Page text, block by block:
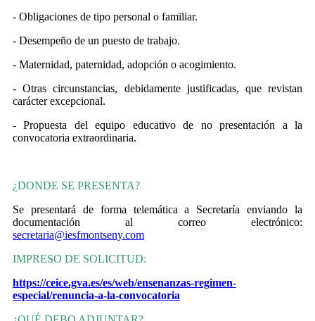
- Obligaciones de tipo personal o familiar.
- Desempeño de un puesto de trabajo.
- Maternidad, paternidad, adopción o acogimiento.
- Otras circunstancias, debidamente justificadas, que revistan
carácter excepcional.
- Propuesta del equipo educativo de no presentación a la
convocatoria extraordinaria.
¿DONDE SE PRESENTA?
Se presentará de forma telemática a Secretaría enviando la
documentación al correo electrónico:
secretaria@iesfmontseny.com
IMPRESO DE SOLICITUD:
https://ceice.gva.es/es/web/ensenanzas-regimen-
especial/renuncia-a-la-convocatoria